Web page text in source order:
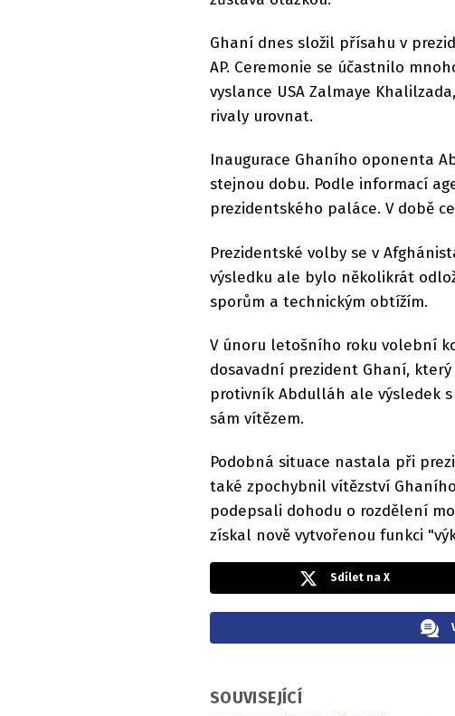
Ghaní dnes složil přísahu v
AP. Ceremonie se účastnilo
vyslance USA Zalmaye
rivaly urovnat.
Inaugurace Ghaního oponenta
stejnou dobu. Podle informací
prezidentského paláce. V době
Prezidentské volby se v
výsledku ale bylo několikrát
sporům a technickým obtížím.
V únoru letošního roku volební
dosavadní prezident Ghaní,
protivník Abdulláh ale výsledek
sám vítězem.
Podobná situace nastala při
také zpochybnil vítězství
podepsali dohodu o rozdělení
získal nově vytvořenou funkci
Sdílet na X
SOUVISEJÍCÍ